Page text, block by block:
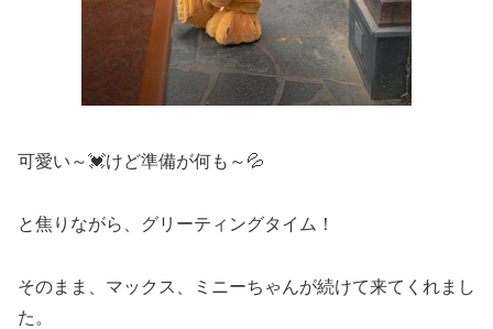
可愛い～💓けど準備が何も～💦
と焦りながら、グリーティングタイム！
そのまま、マックス、ミニーちゃんが続けて来てくれまし
た。